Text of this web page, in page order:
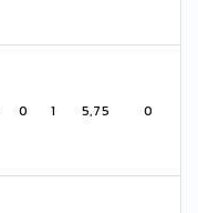
0 1 5,75 0